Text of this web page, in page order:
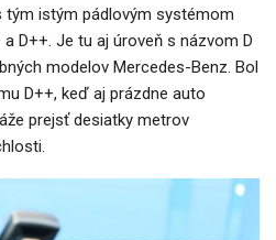
tým istým pádlovým systémom
a D++. Je tu aj úroveň s názvom D
modelov Mercedes-Benz. Bol
D++, keď aj prázdne auto
prejsť desiatky metrov